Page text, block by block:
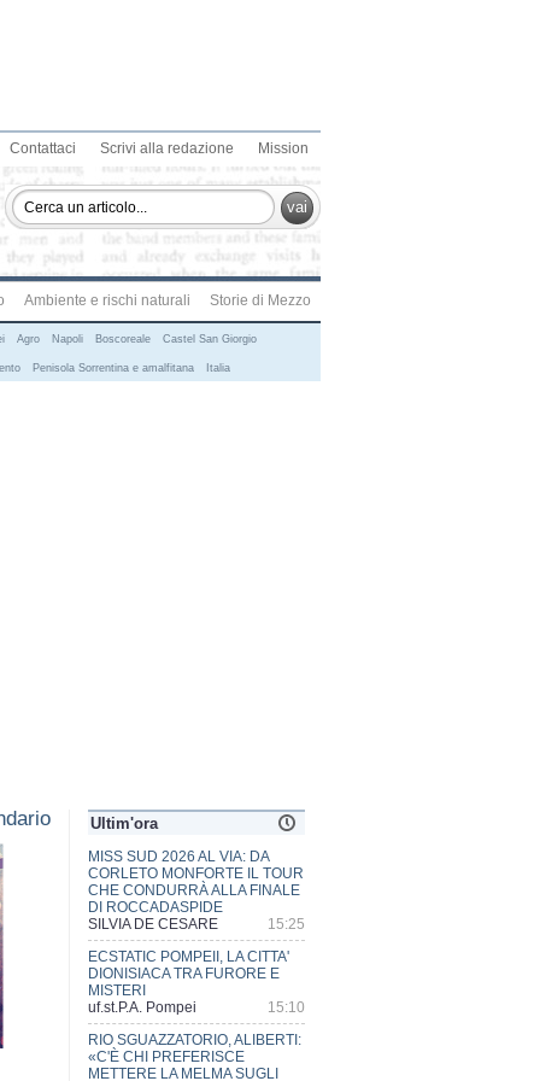
Contattaci Scrivi alla redazione Mission
vai
Ambiente e rischi naturali Storie di Mezzo
Agro Napoli Boscoreale Castel San Giorgio
Penisola Sorrentina e amalfitana Italia
Ultim'ora
ECSTATIC POMPEII, LA CITTA'
DIONISIACA TRA FURORE E
MISTERI
uf.st.P.A. Pompei
RIO SGUAZZATORIO, ALIBERTI:
«C'È CHI PREFERISCE
METTERE LA MELMA SUGLI
OCCHI PUR DI NON VEDERE»
STAFF SINDACO DI SCAFATI
14:23
XII TAPPA DI MISS ONDINA
SPORT, TENUTASI AL ROOF